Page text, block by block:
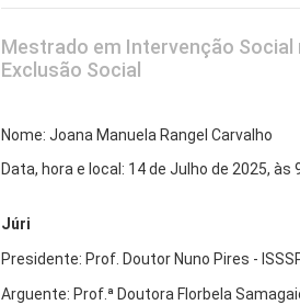
Mestrado em Intervenção
Exclusão Social
Nome: Joana Manuela Rangel Carvalho
Data, hora e local: 14 de Julho de 2025, às
Júri
Presidente: Prof. Doutor Nuno Pires -
Arguente: Prof.ª Doutora Florbela